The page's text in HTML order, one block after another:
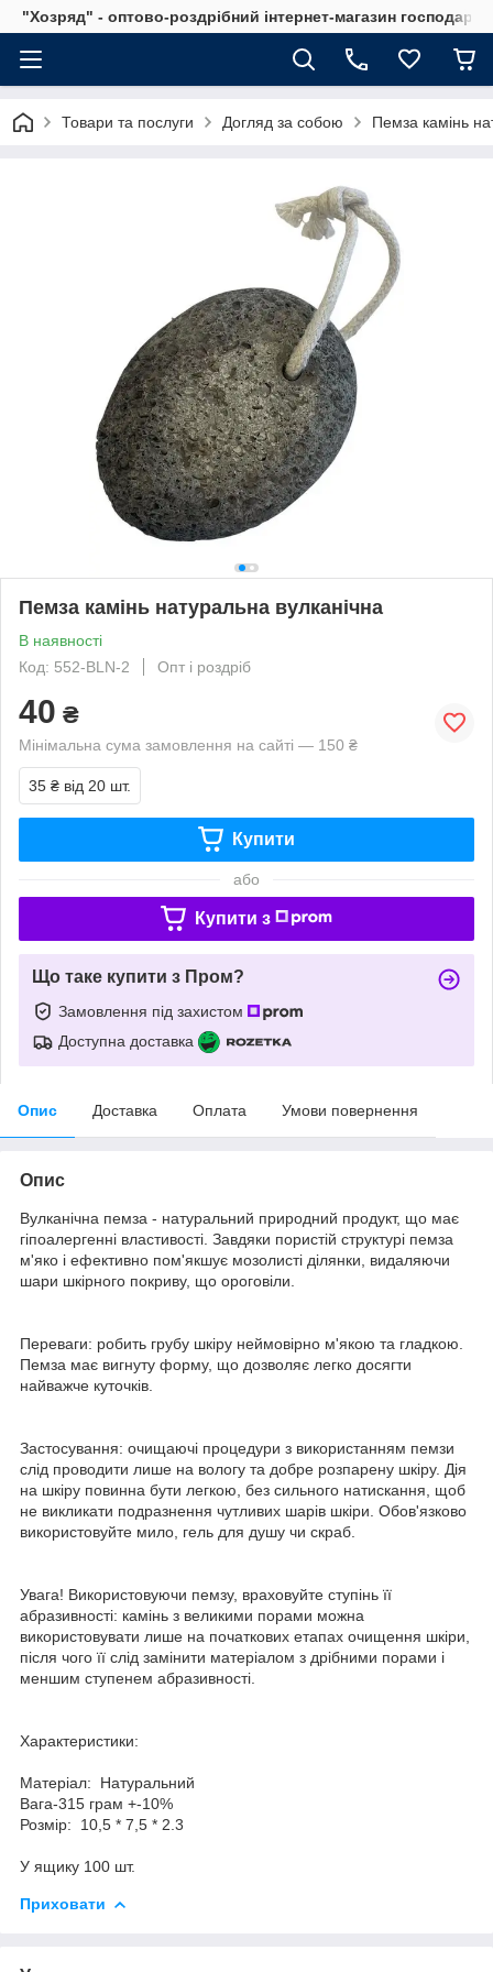
"Хозряд" - оптово-роздрібний інтернет-магазин
Товари та послуги Догляд за собою Пемза камінь
Пемза камінь натуральна вулканічна
В наявності
Код: 552-BLN-2
Опт і роздріб
40 ₴
Мінімальна сума замовлення на сайті — 150 ₴
35 ₴ від 20 шт.
Купити
або
Купити з
Що таке купити з Пром?
Замовлення під захистом
Доступна доставка
Опис Доставка Оплата Умови повернення
Опис
Вулканічна пемза - натуральний природний продукт, що має
гіпоалергенні властивості. Завдяки пористій структурі пемза
м'яко і ефективно пом'якшує мозолисті ділянки, видаляючи
шари шкірного покриву, що ороговіли.
Переваги: робить грубу шкіру неймовірно м'якою та гладкою.
Пемза має вигнуту форму, що дозволяє легко досягти
найважче куточків.
Застосування: очищаючі процедури з використанням пемзи
слід проводити лише на вологу та добре розпарену шкіру. Дія
на шкіру повинна бути легкою, без сильного натискання, щоб
не викликати подразнення чутливих шарів шкіри. Обов'язково
використовуйте мило, гель для душу чи скраб.
Увага! Використовуючи пемзу, враховуйте ступінь її
абразивності: камінь з великими порами можна
використовувати лише на початкових етапах очищення шкіри,
після чого її слід замінити матеріалом з дрібними порами і
меншим ступенем абразивності.
Характеристики:
Матеріал: Натуральний
Вага-315 грам +-10%
Розмір: 10,5 * 7,5 * 2.3
У ящику 100 шт.
Приховати